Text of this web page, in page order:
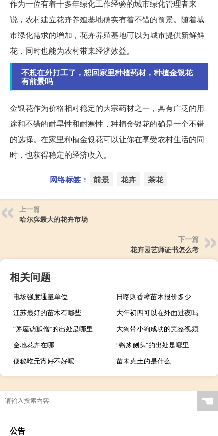
作为一位有着十多年绿化工作经验的城市绿化管理者来
说，农村建立花卉养殖基地确实有着不错的前景。随着城
市绿化需求的增加，花卉养殖基地可以为城市提供新鲜鲜
花，同时也能为农村带来经济效益。
不想在外打工了，想回家里种植药材，种植金银花
有前景吗
金银花作为价格相对稳定的大宗药材之一，具有广泛的用
途和不错的耐旱性和耐寒性，种植金银花的确是一个不错
的选择。在家里种植金银花可以让你在享受农村生活的同
时，也获得稳定的经济收入。
网络标签： 前景 花卉 茶花
上一篇
哈尔滨最大的花卉市场
下一篇
花卉园艺师证书怎么考
相关问题
电场强度通量单位
日喀则香樟苗木报价多少
江苏最好的苗木有哪些
大年初四可以在外面过夜吗
“茅屋访孤僧”的出处是哪里
大狗带小狗成功的完整视频
金地花卉在哪
“獬豸侧头”的出处是哪里
便秘吃元宵好不好呢
苗木克土的是什么
☚
公告